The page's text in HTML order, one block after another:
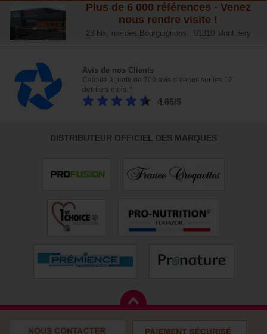
Plus de 6 000 références - Venez
nous rendre visite !
23 bis, rue des Bourguignons, 91310 Montlhéry
Avis de nos Clients
Calculé à partir de 700 avis obtenus sur les 12
derniers mois. *
4.65/5
DISTRIBUTEUR OFFICIEL DES MARQUES